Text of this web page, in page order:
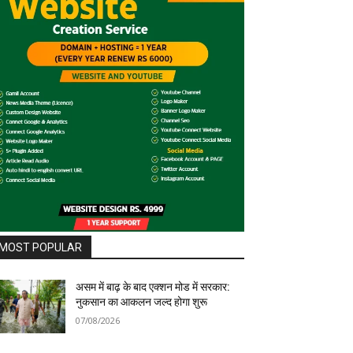
POPULAR
असम में बाढ़ के बाद एक्शन मोड में सरकार:
नुकसान का आकलन जल्द होगा शुरू
07/08/2026